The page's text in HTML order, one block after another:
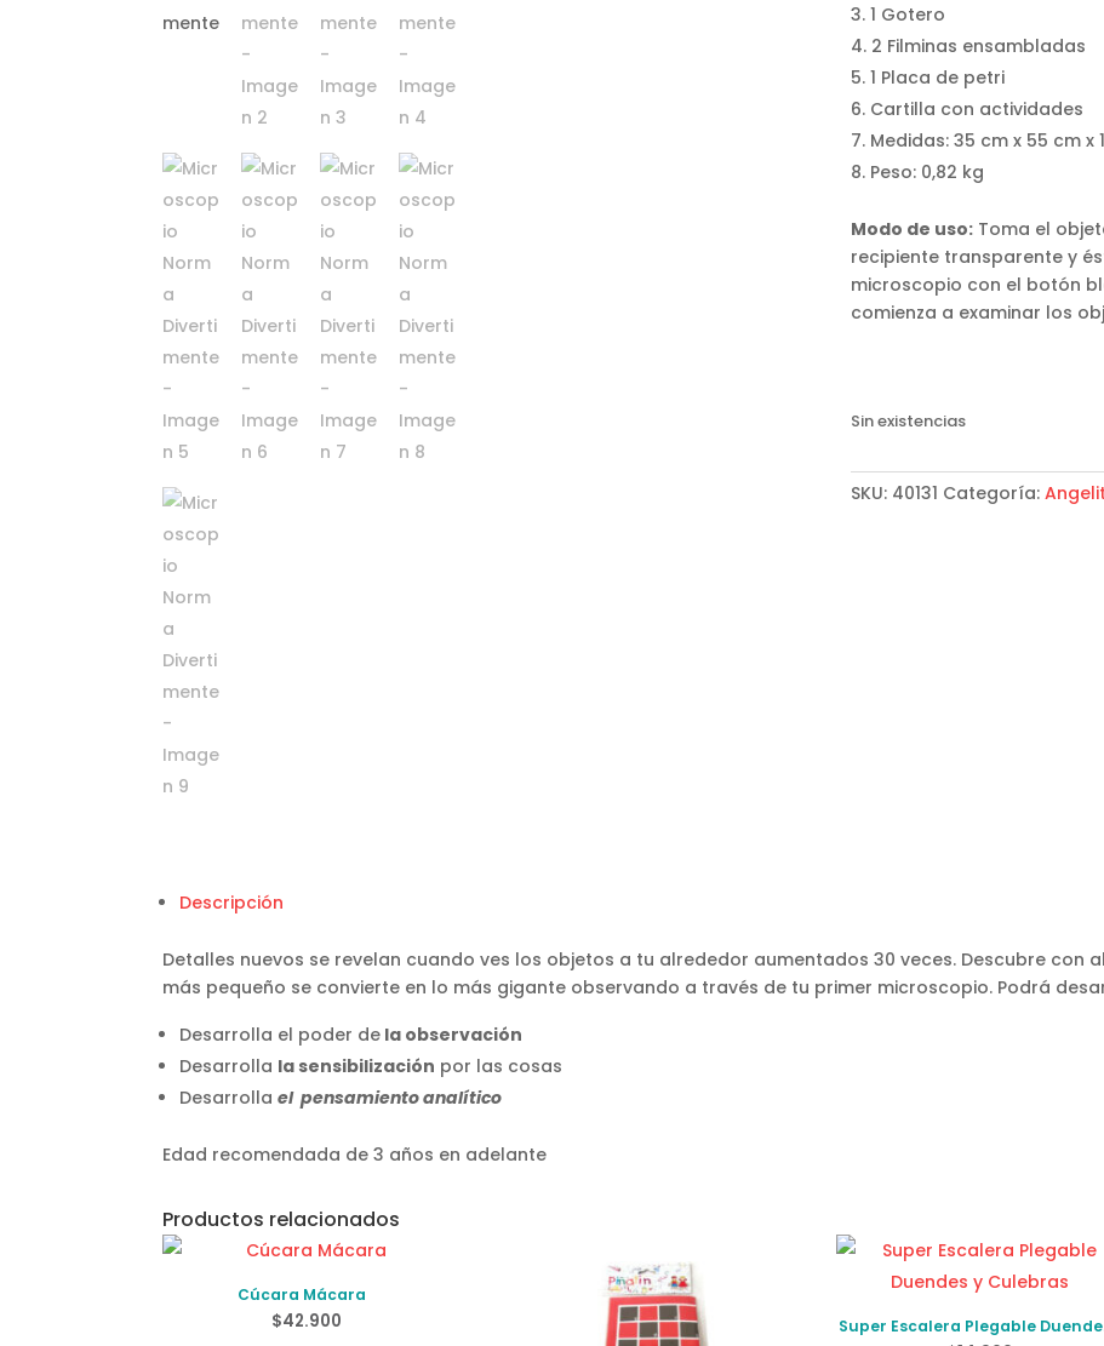
1 Gotero
2 Filminas ensambladas
1 Placa de petri
Cartilla con actividades
Medidas: 35 cm x 55 cm x
Peso: 0,82 kg
Modo de uso:Toma el
recipiente transparente y
microscopio con el botón
comienza a examinar los
Sin existencias
SKU: 40131 Categoría:
Descripción
Detalles nuevos se revelan cuando ves los objetos a tu alrededor aumentados 30 veces. Descubre con
más pequeño se convierte en lo más gigante observando a través de tu primer microscopio. Podrá
Desarrolla el poder de la observación
Desarrolla la sensibilización por las cosas
Desarrollael pensamiento analítico
Edad recomendada de 3 años en adelante
Productos relacionados
Cúcara Mácara
$42.900
Super Escalera Plegable